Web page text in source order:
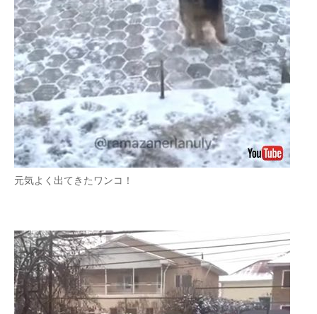
元気よく出てきたワンコ！